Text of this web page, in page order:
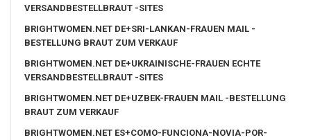
VERSANDBESTELLBRAUT -SITES
BRIGHTWOMEN.NET DE+SRI-LANKAN-FRAUEN MAIL -
BESTELLUNG BRAUT ZUM VERKAUF
BRIGHTWOMEN.NET DE+UKRAINISCHE-FRAUEN ECHTE
VERSANDBESTELLBRAUT -SITES
BRIGHTWOMEN.NET DE+UZBEK-FRAUEN MAIL -BESTELLUNG
BRAUT ZUM VERKAUF
BRIGHTWOMEN.NET ES+COMO-FUNCIONA-NOVIA-POR-